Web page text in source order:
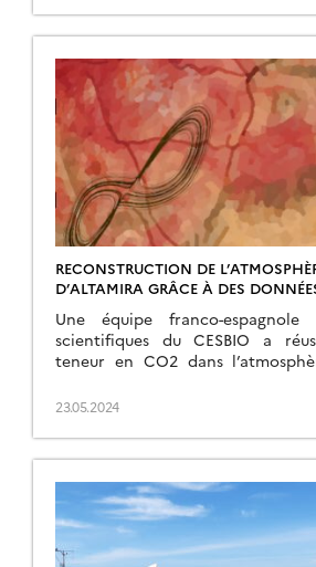
AMSR-E …) ou d’instruments
radar à […]
RECONSTRUCTION DE
D’ALTAMIRA GRÂCE À DES
Une équipe franco-
scientifiques du CESBIO a
teneur en CO2 dans
satellitaires. Ce travail fait suite
chaotiques pour
grotte. Lire la brève sur le site […]
23.05.2024